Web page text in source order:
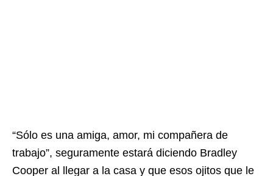
“Sólo es una amiga, amor, mi compañera de
trabajo”, seguramente estará diciendo Bradley
Cooper al llegar a la casa y que esos ojitos que le